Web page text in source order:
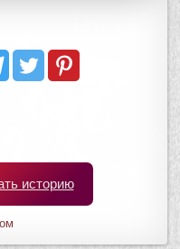
историю